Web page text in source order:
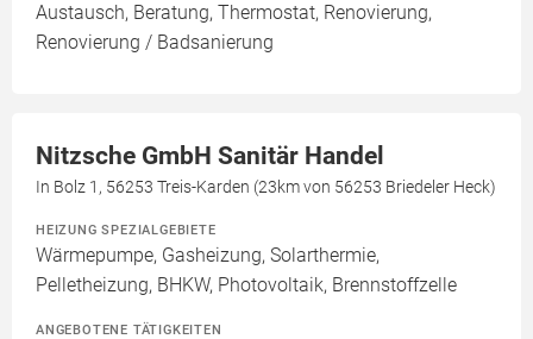
Austausch, Beratung, Thermostat, Renovierung,
Renovierung / Badsanierung
Nitzsche GmbH Sanitär Handel
In Bolz 1, 56253 Treis-Karden (23km von 56253 Briedeler Heck)
HEIZUNG SPEZIALGEBIETE
Wärmepumpe, Gasheizung, Solarthermie,
Pelletheizung, BHKW, Photovoltaik, Brennstoffzelle
ANGEBOTENE TÄTIGKEITEN